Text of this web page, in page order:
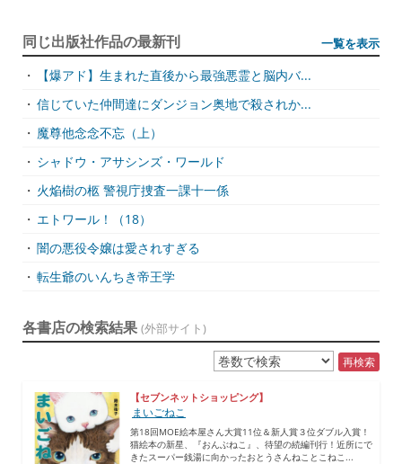
同じ出版社作品の最新刊 一覧を表示
・
【爆アド】生まれた直後から最強悪霊と脳内バ...
・ 信じていた仲間達にダンジョン奥地で殺されか...
・ 魔尊他念念不忘（上）
・ シャドウ・アサシンズ・ワールド
・ 火焔樹の柩 警視庁捜査一課十一係
・ エトワール！（18）
・ 闇の悪役令嬢は愛されすぎる
・ 転生爺のいんちき帝王学
各書店の検索結果 (外部サイト)
再検索
【セブンネットショッピング】
まいごねこ
第18回MOE絵本屋さん大賞11位＆新人賞３位ダブル入賞！
猫絵本の新星、『おんぶねこ』、待望の続編刊行！近所にで
きたスーパー銭湯に向かったおとうさんねことこねこ...